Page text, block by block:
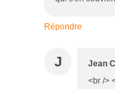
Répondre
J Jean
<br />